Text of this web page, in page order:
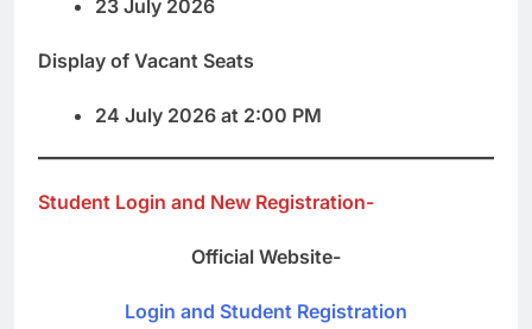
23 July 2026
Display of Vacant Seats
24 July 2026 at 2:00 PM
Student Login and New Registration-
Official Website-
Login and Student Registration